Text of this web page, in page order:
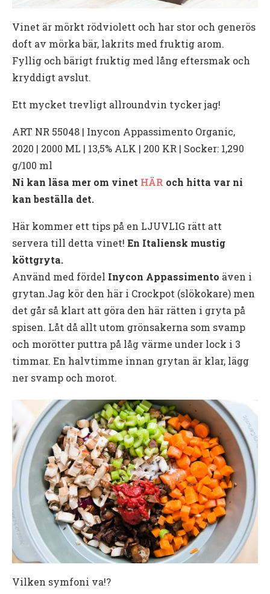
Vinet är mörkt rödviolett och har stor och generös
doft av mörka bär, lakrits med fruktig arom.
Fyllig och bärigt fruktig med lång eftersmak och
kryddigt avslut.
Ett mycket trevligt allroundvin tycker jag!
ART NR 55048 | Inycon Appassimento Organic,
2020 | 2000 ML | 13,5% ALK | 200 KR | Socker: 1,290
g/100 ml
Ni kan läsa mer om vinet HÄR och hitta var ni
kan beställa det.
Här kommer ett tips på en LJUVLIG rätt att
servera till detta vinet! En Italiensk mustig
köttgryta.
Använd med fördel Inycon Appassimento även i
grytan.Jag kör den här i Crockpot (slökokare) men
det går så klart att göra den här rätten i gryta på
spisen. Låt då allt utom grönsakerna som svamp
och morötter puttra på låg värme under lock i 3
timmar. En halvtimme innan grytan är klar, lägg
ner svamp och morot.
Vilken symfoni va!?